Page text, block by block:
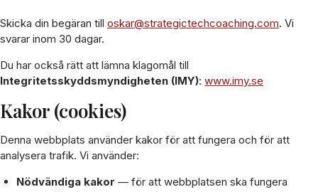
Skicka din begäran till oskar@strategictechcoaching.com. Vi
svarar inom 30 dagar.
Du har också rätt att lämna klagomål till
Integritetsskyddsmyndigheten (IMY): www.imy.se
Kakor (cookies)
Denna webbplats använder kakor för att fungera och för att
analysera trafik. Vi använder:
Nödvändiga kakor — för att webbplatsen ska fungera